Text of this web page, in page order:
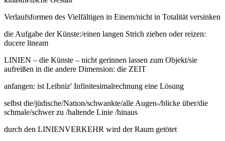
Verlaufsformen des Vielfältigen in Einem/nicht in Totalität versinken
die Aufgabe der Künste:/einen langen Strich ziehen oder reizen:
ducere lineam
LINIEN – die Künste – nicht gerinnen lassen zum Objekt/sie
aufreißen in die andere Dimension: die ZEIT
anfangen: ist Leibniz' Infinitesimalrechnung eine Lösung
selbst die/jüdische/Nation/schwankte/alle Augen-/blicke über/die
schmale/schwer zu /haltende Linie /hinaus
durch den LINIENVERKEHR wird der Raum getötet